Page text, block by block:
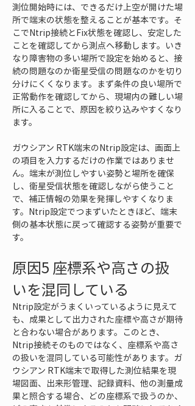
測位開始時には、できるだけ上空が開けた場
所で端末の状態を整えることが基本です。そ
こでNtrip接続とFix状態を確認し、安定した
ことを確認してから測点へ移動します。いき
なり障害物の多い場所で設定を始めると、接
続の問題なのか衛星受信の問題なのかを切り
分けにくくなります。まず条件の良い場所で
正常動作を確認してから、現場内の難しい場
所に入ることで、原因を絞り込みやすくなり
ます。
ガウシアン RTK端末のNtrip設定は、画面上
の項目を入力するだけの作業ではありませ
ん。端末が測位しやすい姿勢と場所を確保
し、衛星受信状態を確認しながら使うこと
で、補正情報の効果を発揮しやすくなりま
す。Ntrip設定でつまずいたときほど、端末
側の基本状態に戻って確認する姿勢が重要で
す。
原因5 座標系や高さの扱
いを混同している
Ntrip設定がうまくいっているように見えて
も、成果として出力された座標や高さが期待
と合わない場合があります。このとき、
Ntrip接続そのものではなく、座標系や高さ
の扱いを混同している可能性があります。ガ
ウシアン RTK端末で取得した測位結果を現
場図面、出来形管理、記録資料、他の測量成
果と照合する場合、どの座標系で扱うのか、